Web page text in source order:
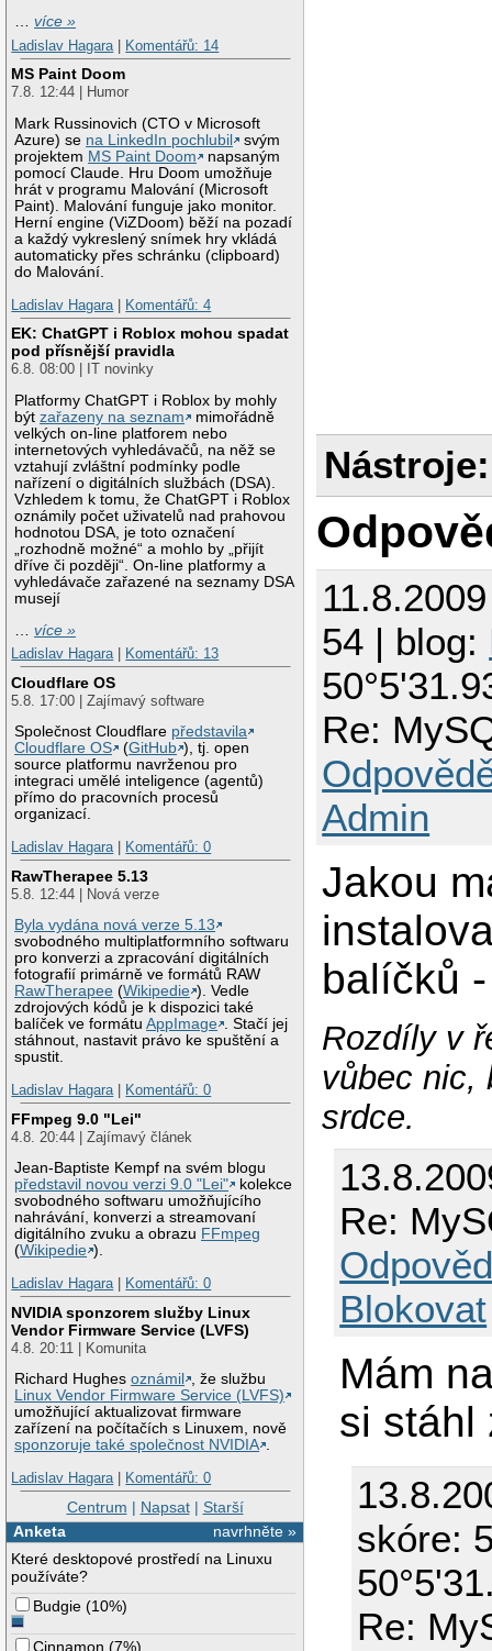
…více »
Ladislav Hagara
Komentářů: 14
MS Paint Doom
7.8. 12:44 | Humor
Mark Russinovich (CTO v Microsoft
Azure) se na LinkedIn pochlubil
svým
projektem MS Paint Doom
napsaným
pomocí Claude. Hru Doom umožňuje
hrát v programu Malování (Microsoft
Paint). Malování funguje jako monitor.
Herní engine (ViZDoom) běží na pozadí
a každý vykreslený snímek hry vkládá
automaticky přes schránku (clipboard)
do Malování.
Ladislav Hagara | Komentářů: 4
EK: ChatGPT i Roblox mohou spadat
pod přísnější pravidla
6.8. 08:00 | IT novinky
Platformy ChatGPT i Roblox by mohly
býtzařazeny na seznam
mimořádně
velkých on-line platforem nebo
internetových vyhledávačů, na něž se
vztahují zvláštní podmínky podle
nařízení o digitálních službách (DSA).
Vzhledem k tomu, že ChatGPT i Roblox
oznámily počet uživatelů nad prahovou
hodnotou DSA, je toto označení
„rozhodně možné“ a mohlo by „přijít
dříve či později“. On-line platformy a
vyhledávače zařazené na seznamy DSA
musejí
…více »
Ladislav Hagara| Komentářů: 13
Cloudflare OS
5.8. 17:00 | Zajímavý software
Společnost Cloudflare představila
Cloudflare OS
(GitHub ), tj. open
source platformu navrženou pro
integraci umělé inteligence (agentů)
přímo do pracovních procesů
organizací.
Ladislav Hagara| Komentářů: 0
RawTherapee 5.13
5.8. 12:44 | Nová verze
Byla vydána nová verze 5.13
svobodného multiplatformního softwaru
pro konverzi a zpracování digitálních
fotografií primárně ve formátů RAW
RawTherapee (Wikipedie ). Vedle
zdrojových kódů je k dispozici také
balíček ve formátuAppImage . Stačí jej
stáhnout, nastavit právo ke spuštění a
spustit.
Ladislav Hagara| Komentářů: 0
FFmpeg 9.0 "Lei"
4.8. 20:44 | Zajímavý článek
Jean-Baptiste Kempf na svém blogu
představil novou verzi 9.0 "Lei"
kolekce
svobodného softwaru umožňujícího
nahrávání, konverzi a streamovaní
digitálního zvuku a obrazu FFmpeg
(Wikipedie ).
Ladislav Hagara| Komentářů: 0
NVIDIA sponzorem služby Linux
Vendor Firmware Service (LVFS)
4.8. 20:11 | Komunita
Richard Hughesoznámil
, že službu
Linux Vendor Firmware Service (LVFS)
umožňující aktualizovat firmware
zařízení na počítačích s Linuxem, nově
sponzoruje také společnost NVIDIA .
Ladislav Hagara| Komentářů: 0
Centrum | Napsat| Starší
navrhněte »
Anketa
Které desktopové prostředí na Linuxu
používáte?
Budgie (10%)
Cinnamon (7%)
Nástroje:
54 | blog:
Re:
Admin
Jakou
balíčků
Rozdíly v
vůbec nic,
srdce.
Re:
Blokovat
Mám
si stáhl
skóre:
Re: